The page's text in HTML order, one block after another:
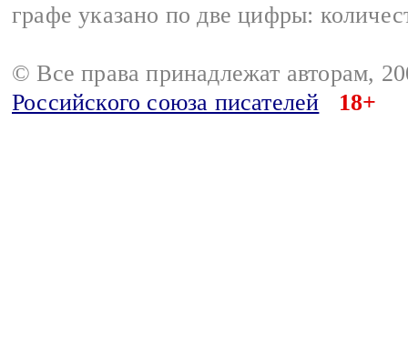
графе указано по две цифры:
© Все права принадлежат авторам,
Российского союза писателей
18+